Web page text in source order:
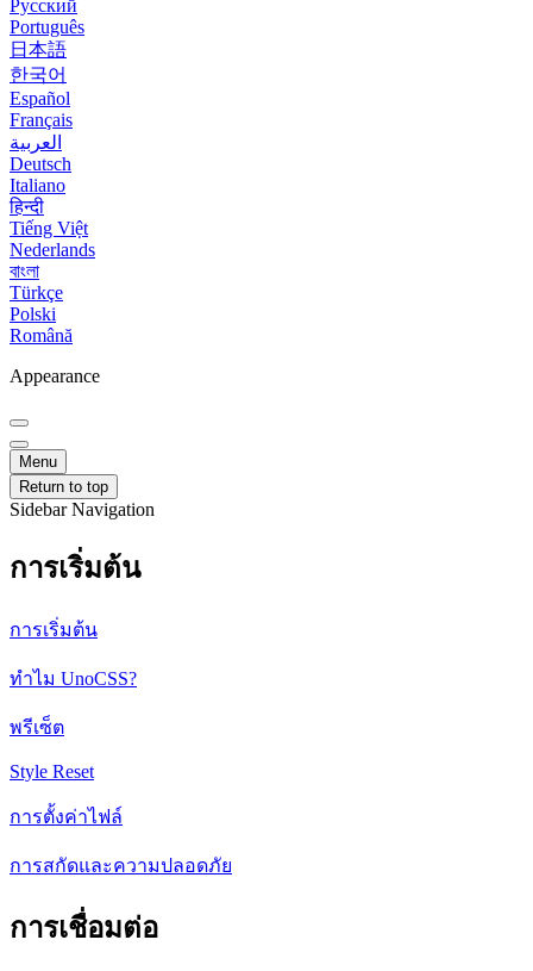
Русский
Português
日本語
한국어
Español
Français
العربية
Deutsch
Italiano
हिन्दी
Tiếng Việt
Nederlands
বাংলা
Türkçe
Polski
Română
Appearance
Menu
Return to top
Sidebar Navigation
การเริ่มต้น
การเริ่มต้น
ทำไม UnoCSS?
พรีเซ็ต
Style Reset
การตั้งค่าไฟล์
การสกัดและความปลอดภัย
การเชื่อมต่อ